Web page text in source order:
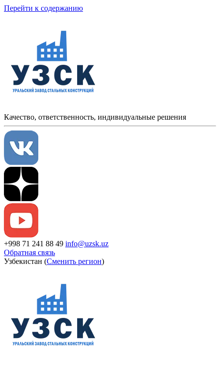
Перейти к содержанию
Качество, ответственность, индивидуальные решения
+998 71 241 88 49 info@uzsk.uz
Обратная связь
Узбекистан (Сменить регион)